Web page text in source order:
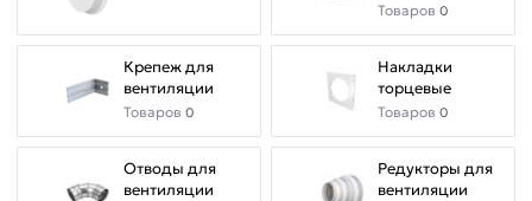
Товаров 0
Крепеж для
вентиляции
Товаров 0
Накладки
торцевые
Товаров 0
Отводы для
вентиляции
Редукторы для
вентиляции